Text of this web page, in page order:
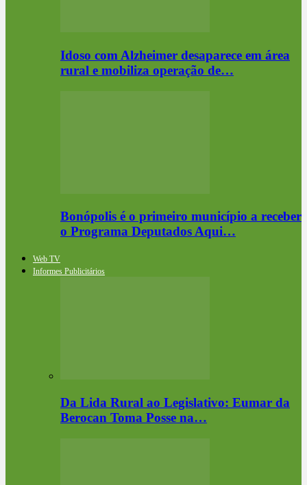
Idoso com Alzheimer desaparece em área
rural e mobiliza operação de…
Bonópolis é o primeiro município a receber
o Programa Deputados Aqui…
Web TV
Informes Publicitários
Da Lida Rural ao Legislativo: Eumar da
Berocan Toma Posse na…